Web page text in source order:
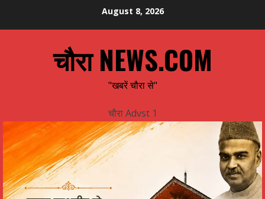
August 8, 2026
चौरा NEWS.COM
"खबरें चौरा से"
चौरा Advst 1